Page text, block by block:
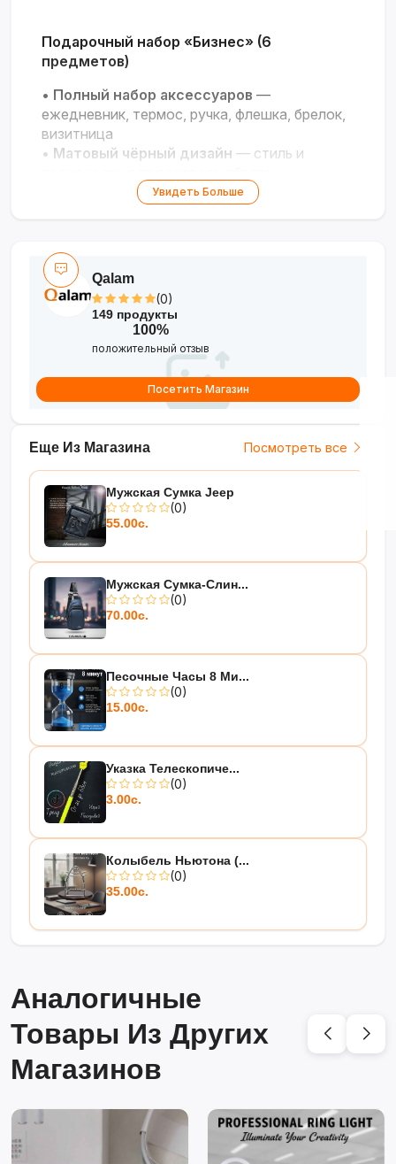
Подарочный набор «Бизнес» (6
предметов)
• Полный набор аксессуаров —
ежедневник, термос, ручка, флешка, брелок,
визитница
• Матовый чёрный дизайн — стиль и
Термос с датчиком температуры
брелок
• Упакован в подарочную коробку
готовый презент для коллеги, партнёра,
руководителя
Элегантность и функциональность в
Увидеть Больше
Еще Из Магазина Посмотреть все
Мужская Сумка Jeep
(0)
55.00с.
Мужская Сумка-Слин...
(0)
70.00с.
Песочные Часы 8 Ми...
(0)
15.00с.
Указка Телескопиче...
(0)
3.00с.
Колыбель Ньютона (...
(0)
35.00с.
Qalam
(0)
149 продукты
100%
положительный отзыв
Посетить Магазин
Аналогичные
Товары Из Других
Магазинов